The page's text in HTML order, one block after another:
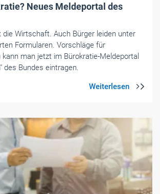
Neues Meldeportal des
die Wirtschaft. Auch Bürger leiden unter
Formularen. Vorschläge für
kann man jetzt im Bürokratie-Meldeportal
des Bundes eintragen.